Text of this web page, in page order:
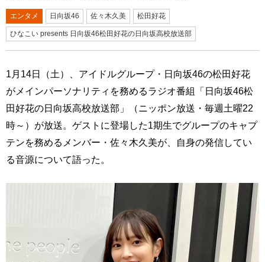
エンタメ 日向坂46 佐々木久美 松田好花
ひなこい presents 日向坂46松田好花の日向坂高校放送部
1月14日（土）、アイドルグループ・日向坂46の松田好花
がメインパーソナリティを務めるラジオ番組「日向坂46松
田好花の日向坂高校放送部」（ニッポン放送・毎週土曜22
時～）が放送。ゲストに登場した1期生でグループのキャプ
テンを務めるメンバー・佐々木久美が、自身の発信してい
る音源について語った。